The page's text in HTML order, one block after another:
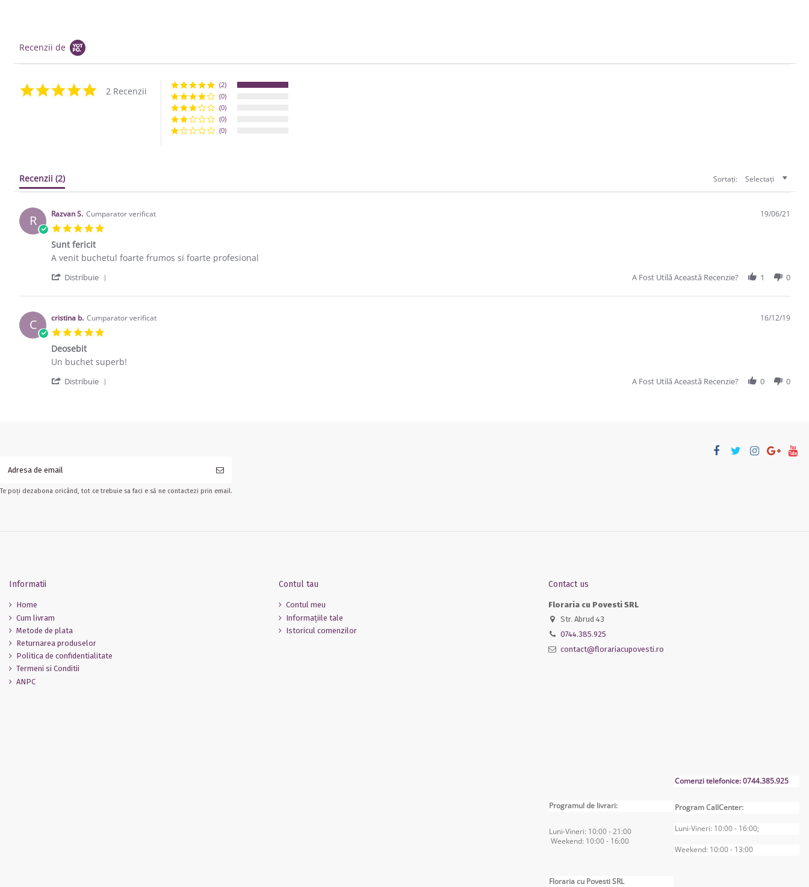
Recenzii de
5.0 star rating
2 Recenzii
(2)
(0)
(0)
(0)
(0)
Recenzii (2) Sortați: Selectați
R Razvan S. Cumparator verificat
5.0 star rating
19/06/21
Sunt fericit
Review by Razvan S. on 19 Jun 2021
review stating Sunt fericit
A venit buchetul foarte frumos si foarte profesional
Distribuie A Fost Utilă Această Recenzie? 1 0
C cristina b. Cumparator verificat
5.0 star rating
16/12/19
Deosebit
Review by cristina b. on 16 Dec 2019
review stating Deosebit
Un buchet superb!
Distribuie A Fost Utilă Această Recenzie? 0 0
Te poți dezabona oricând, tot ce trebuie sa faci e să ne contactezi prin email.
Informatii
Home
Cum livram
Metode de plata
Returnarea produselor
Politica de confidentialitate
Termeni si Conditii
ANPC
Contul tau
Contul meu
Informaţiile tale
Istoricul comenzilor
Contact us
Floraria cu Povesti SRL
Str. Abrud 43
0744.385.925
contact@florariacupovesti.ro
Programul de livrari:
Luni-Vineri: 10:00 - 21:00
Weekend: 10:00 - 16:00
Comenzi telefonice: 0744.385.925
Program CallCenter:
Luni-Vineri: 10:00 - 16:00;
Weekend: 10:00 - 13:00
Floraria cu Povesti SRL